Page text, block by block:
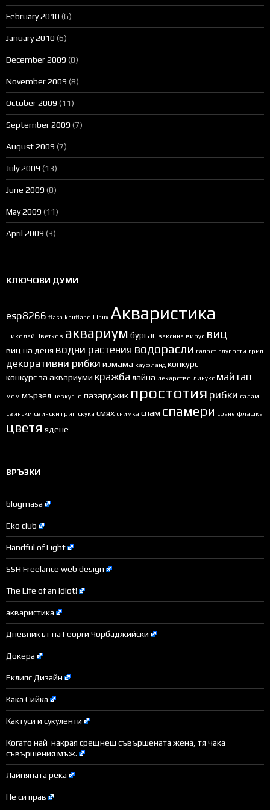
February 2010 (6)
January 2010 (6)
December 2009 (8)
November 2009 (8)
October 2009 (11)
September 2009 (7)
August 2009 (7)
July 2009 (13)
June 2009 (8)
May 2009 (11)
April 2009 (3)
КЛЮЧОВИ ДУМИ
esp8266 flash kaufland Linux Акваристика
Николай Цветков аквариум бургас ваксина вирус виц
виц на деня водни растения водорасли гадост глупости грип
декоративни рибки измама кауфланд конкурс
конкурс за аквариуми кражба лайна лекарство линукс майтап
мом мързел невкусно пазарджик простотия рибки салам
свински свински грип скука смях снимка спам спамери сране флашка
цветя ядене
ВРЪЗКИ
blogmasa
Eko club
Handful of Light
SSH Freelance web design
The Life of an Idiot!
акваристика
Дневникът на Георги Чорбаджийски
Докера
Еклипс Дизайн
Кака Сийка
Кактуси и сукуленти
Когато най-накрая срещнеш съвършената жена, тя чака
съвършения мъж.
Лайняната река
Не си прав